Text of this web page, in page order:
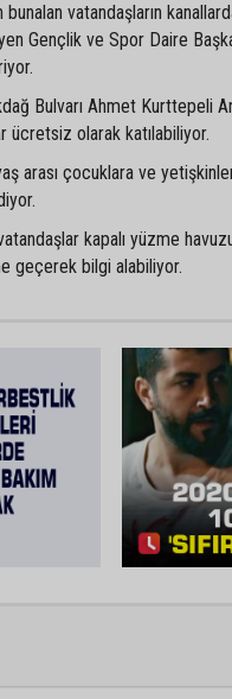
bunalan vatandaşların
Gençlik ve Spor Daire
Bulvarı Ahmet Kurttepeli
ücretsiz olarak katılabiliyor.
arası çocuklara ve
kapalı yüzme
geçerek bilgi alabiliyor.